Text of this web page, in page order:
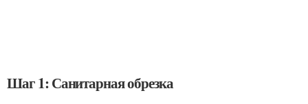
Шаг 1: Санитарная обрезка